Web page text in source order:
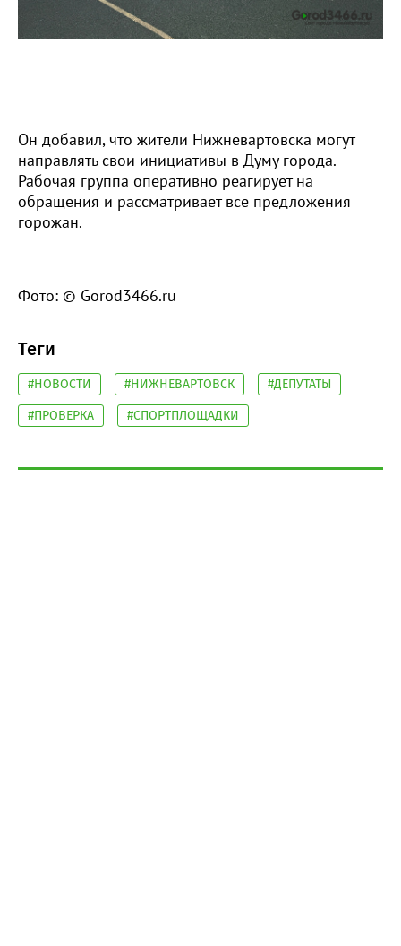
Он добавил, что жители Нижневартовска могут
направлять свои инициативы в Думу города.
Рабочая группа оперативно реагирует на
обращения и рассматривает все предложения
горожан.
Фото: © Gorod3466.ru
Теги
#НОВОСТИ #НИЖНЕВАРТОВСК #ДЕПУТАТЫ
#ПРОВЕРКА #СПОРТПЛОЩАДКИ